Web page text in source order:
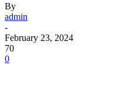
By
admin
-
February 23, 2024
70
0